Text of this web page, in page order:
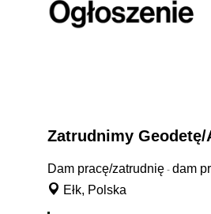
Zatrudnimy
Dam pracę/zatrudnię - dam
Ełk, Polska